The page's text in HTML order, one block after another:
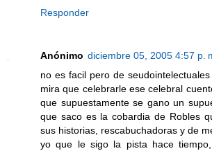
Responder
Anónimo diciembre 05, 2005 4:57 p.
no es facil pero de
mira que celebrarle ese celebral
que supuestamente se gano un
que saco es la cobardia de Robles
sus historias, rescabuchadoras y de
yo que le sigo la pista hace